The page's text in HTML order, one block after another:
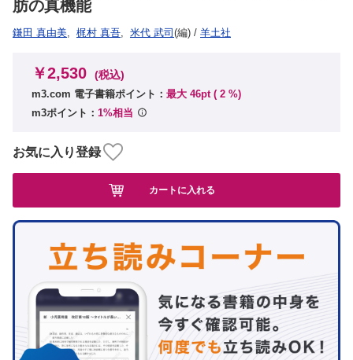
肪の真機能
鎌田 真由美, 梶村 真吾, 米代 武司 (編) / 羊土社
￥2,530 (税込)
m3.com 電子書籍ポイント： 最大 46pt ( 2 %)
m3ポイント： 1%相当
お気に入り登録
カートに入れる